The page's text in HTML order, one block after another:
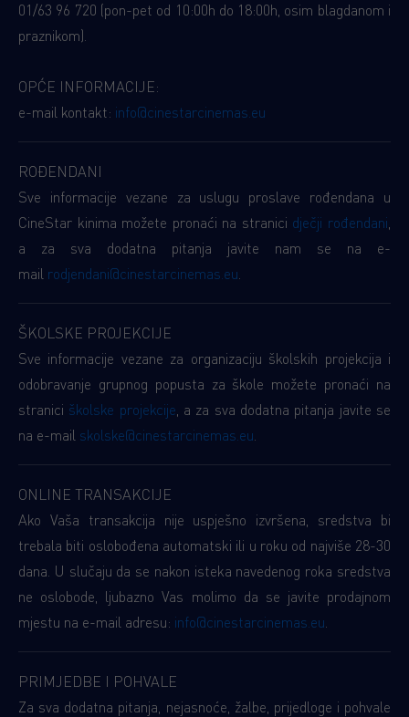
01/63 96 720 (pon-pet od 10:00h do 18:00h, osim blagdanom i
praznikom).
OPĆE INFORMACIJE:
e-mail kontakt: info@cinestarcinemas.eu
ROĐENDANI
Sve informacije vezane za uslugu proslave rođendana u
CineStar kinima možete pronaći na stranici dječji rođendani,
a za sva dodatna pitanja javite nam se na e-
mail rodjendani@cinestarcinemas.eu.
ŠKOLSKE PROJEKCIJE
Sve informacije vezane za organizaciju školskih projekcija i
odobravanje grupnog popusta za škole možete pronaći na
stranici školske projekcije, a za sva dodatna pitanja javite se
na e-mail skolske@cinestarcinemas.eu.
ONLINE TRANSAKCIJE
Ako Vaša transakcija nije uspješno izvršena, sredstva bi
trebala biti oslobođena automatski ili u roku od najviše 28-30
dana. U slučaju da se nakon isteka navedenog roka sredstva
ne oslobode, ljubazno Vas molimo da se javite prodajnom
mjestu na e-mail adresu: info@cinestarcinemas.eu.
PRIMJEDBE I POHVALE
Za sva dodatna pitanja, nejasnoće, žalbe, prijedloge i pohvale